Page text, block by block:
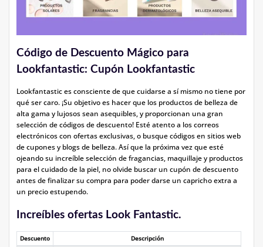
Código de Descuento Mágico para
Lookfantastic: Cupón Lookfantastic
Lookfantastic es consciente de que cuidarse a sí mismo no tiene por
qué ser caro. ¡Su objetivo es hacer que los productos de belleza de
alta gama y lujosos sean asequibles, y proporcionan una gran
selección de códigos de descuento! Esté atento a los correos
electrónicos con ofertas exclusivas, o busque códigos en sitios web
de cupones y blogs de belleza. Así que la próxima vez que esté
ojeando su increíble selección de fragancias, maquillaje y productos
para el cuidado de la piel, no olvide buscar un cupón de descuento
antes de finalizar su compra para poder darse un capricho extra a
un precio estupendo.
Increíbles ofertas Look Fantastic.
Descuento
Descripción